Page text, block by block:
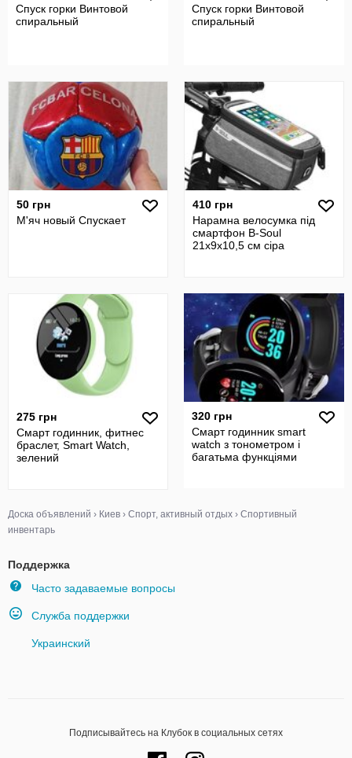
Спуск горки Винтовой
спиральный
Спуск горки Винтовой
спиральный
50 грн
М'яч новый Спускает
410 грн
Нарамна велосумка під
смартфон B-Soul
21x9x10,5 см сіра
275 грн
Смарт годинник, фитнес
браслет, Smart Watch,
зелений
320 грн
Смарт годинник smart
watch з тонометром і
багатьма функціями
Доска объявлений › Киев › Спорт, активный отдых › Спортивный
инвентарь
Поддержка
Часто задаваемые вопросы
Служба поддержки
Украинский
Подписывайтесь на Клубок в социальных сетях